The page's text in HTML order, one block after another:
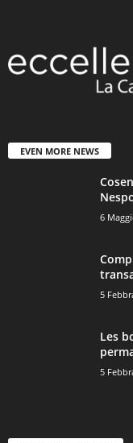
EVEN MORE NEWS
6
5
Les
5